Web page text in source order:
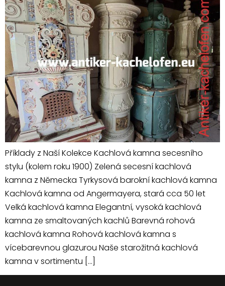
Příklady z Naší Kolekce Kachlová kamna secesního
stylu (kolem roku 1900) Zelená secesní kachlová
kamna z Německa Tyrkysová barokní kachlová kamna
Kachlová kamna od Angermayera, stará cca 50 let
Velká kachlová kamna Elegantní, vysoká kachlová
kamna ze smaltovaných kachlů Barevná rohová
kachlová kamna Rohová kachlová kamna s
vícebarevnou glazurou Naše starožitná kachlová
kamna v sortimentu […]